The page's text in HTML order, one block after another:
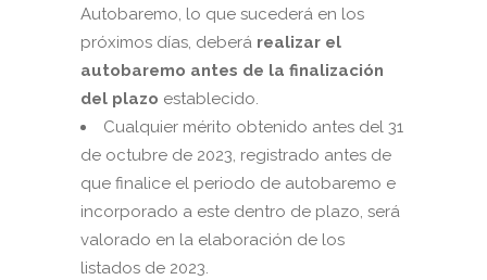
Autobaremo, lo que sucederá en los
próximos días, deberá realizar el
autobaremo antes de la finalización
del plazo establecido.
Cualquier mérito obtenido antes del 31
de octubre de 2023, registrado antes de
que finalice el periodo de autobaremo e
incorporado a este dentro de plazo, será
valorado en la elaboración de los
listados de 2023.